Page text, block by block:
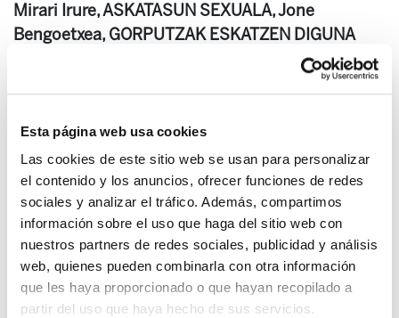
Esta página web usa cookies
Las cookies de este sitio web se usan para personalizar
el contenido y los anuncios, ofrecer funciones de redes
sociales y analizar el tráfico. Además, compartimos
información sobre el uso que haga del sitio web con
nuestros partners de redes sociales, publicidad y análisis
web, quienes pueden combinarla con otra información
que les haya proporcionado o que hayan recopilado a
partir del uso que haya hecho de sus servicios.
Mirari Irure, ASKATASUN SEXUALA, Jone
Bengoetxea, GORPUTZAK ESKATZEN DIGUNA
KOMENI ZAIGU? Unai Oñederra, Diputación de
Bizkaia y Dependencia, Josemari Ellacuria,
Lurralde, Kolektibitatea, LOMCEren aurkako
manifestazioa, ELA exige las competencias de
empleo devueltas al Parlamento de Navarra,
EHko Eskubide Sozialen Karta, ELAko
ordezkaritza batek Arnaldo Otegi bisitatu zuen,
denunciar recortes en el sector de intervención
social, ELA sindicato mayoritario en Osakidetza,
CIE Legazpi blinda su convenio, la lucha continúa